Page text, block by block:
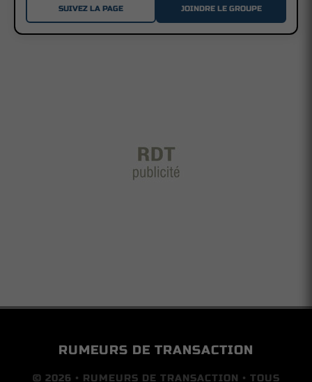
SUIVEZ LA PAGE JOINDRE LE GROUPE
RUMEURS DE TRANSACTION
© 2026 • RUMEURS DE TRANSACTION • TOUS